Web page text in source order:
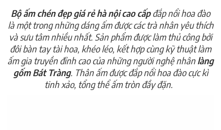
Bộ ấm chén đẹp giá rẻ hà nội cao cấpđắp nổi hoa đào
là một trong những dáng ấm được các trà nhân yêu thích
và sưu tâm nhiều nhất. Sản phẩm được làm thủ công bởi
đôi bàn tay tài hoa, khéo léo, kết hợp cùng kỹ thuật làm
ấm gia truyền đỉnh cao của những người nghệ nhânlàng
gốm Bát Tràng. Thân ấm được đắp nổi hoa đào cực kì
tinh xảo, tổng thể ấm tròn đầy đặn.